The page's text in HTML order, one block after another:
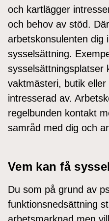
och kartlägger
och behov av stöd.
arbetskonsulenten dig
sysselsättning.
sysselsättningsplatser
vaktmästeri, butik
intresserad av.
regelbunden kontakt
samråd med dig och
Vem kan få
Du som på grund av
funktionsnedsättning